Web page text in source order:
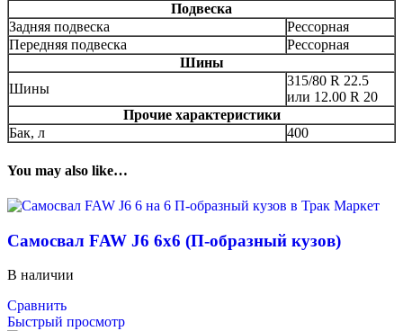
Подвеска
Задняя подвеска
Рессорная
Передняя подвеска
Рессорная
Шины
Шины
315/80 R 22.5
или 12.00 R 20
Прочие характеристики
Бак, л
400
You may also like…
Самосвал FAW J6 6х6 (П-образный кузов)
В наличии
Сравнить
Быстрый просмотр